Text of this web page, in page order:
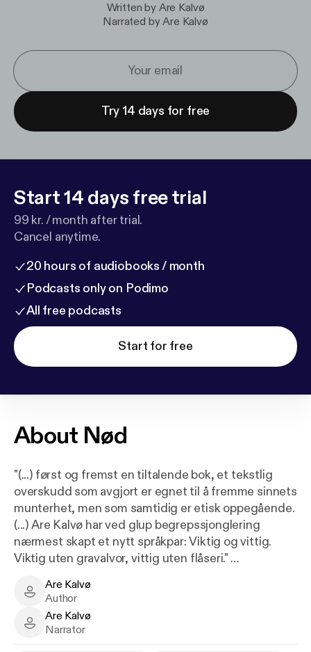
Written by Are Kalvø
Narrated by Are Kalvø
Try 14 days for free
Start 14 days free trial
99 kr. / month after trial.
Cancel anytime.
20 hours of audiobooks / month
Podcasts only on Podimo
All free podcasts
Start for free
About Nød
"(...) først og fremst en tiltalende bok, et tekstlig
overskudd som avgjort er egnet til å fremme sinnets
munterhet, men som samtidig er etisk oppegående.
(...) Are Kalvø har ved glup begrepssjonglering
nærmest skapt et nytt språkpar: Viktig og vittig.
Viktig uten gravalvor, vittig uten flåseri."
"Are Kalvø underholder, engasjerer. Are Kalvø har
ikke sviktet sin treffsikre, karikerende stil selv om
Are Kalvø - Author
Are Kalvø
Author
Are Kalvø - Narrator
Are Kalvø
Narrator